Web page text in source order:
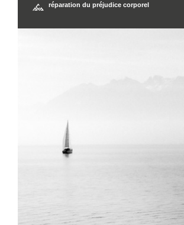
réparation du préjudice corporel